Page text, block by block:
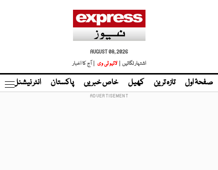
AUGUST 08, 2026
اشتہار لگائیں |
لائیو ٹی وی | آج کا اخبار
صفحۂ اول تازہ ترین کھیل خاص خبریں پاکستان انٹر نیشنل